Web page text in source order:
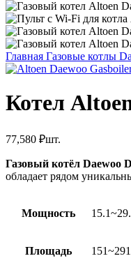
Главная Газовые котлы
Котел
77,580 ₽шт.
Газовый котёл Daewoo
обладает рядом
Мощность
Площадь